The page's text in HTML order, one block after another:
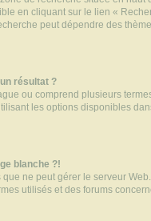
en cliquant sur le lien «
peut dépendre des
résultat ?
ou comprend plusieurs
les options disponibles
blanche ?!
ne peut gérer le serveur
utilisés et des forums